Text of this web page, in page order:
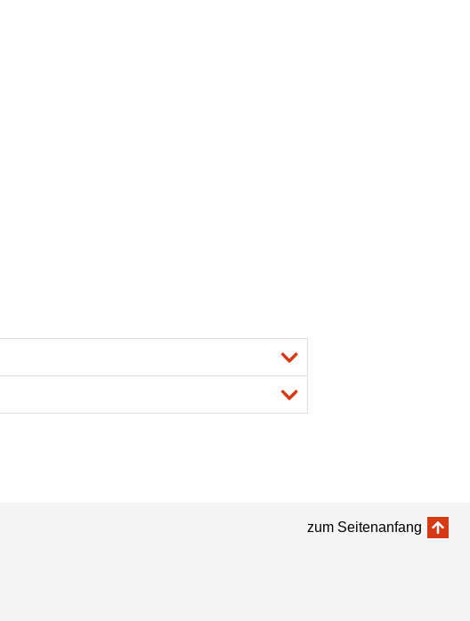
zum Seitenanfang